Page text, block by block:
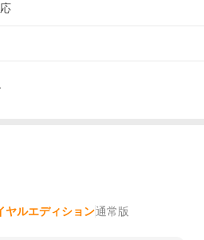
ヤルエディション通常版